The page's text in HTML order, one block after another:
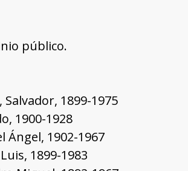
público.
1899-1975
1900-1928
Ángel, 1902-1967
1899-1983